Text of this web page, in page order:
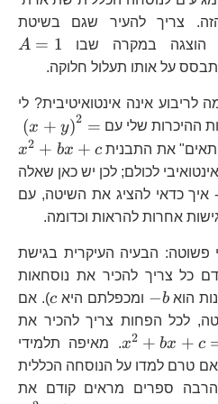
{A}
{A}
{A}
צריך להעיר שגם בשיטת
הוצגה במקרה שבו
A = 1
על אותו תעלול חלוקה.
אינה אינטואיטיבית? לי
ההיכרות שלי עם
(x + y)2 =
את התבנית x2 + bx + c
לכולם; לכן יש כאן שאלה
איך כדאי להציג את השיטה, עם
אחרות להראות וכדומה.
פשוטה: הבעיה העיקרית בגישת
כל צריך להכיר את נוסחאות
הוא −b ומכפלתם היאc). אם
לכל הפחות צריך להכיר את
x2 + bx + c
. מאיפה תלמידי
אם טרם למדו על הנוסחה הכללית
הרבה ספרים מראים קודם את